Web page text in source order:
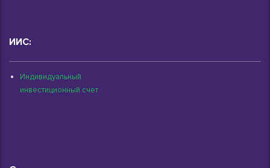
ИИС:
Индивидуальный
инвестиционный счет